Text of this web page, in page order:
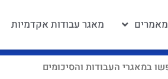
מאמרים מאגר עבודות אקדמיות